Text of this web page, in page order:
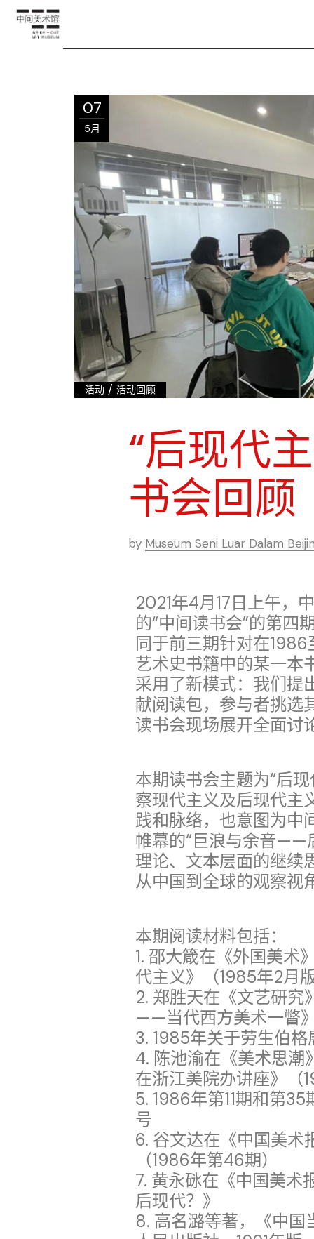
07
5月
活动 / 活动回顾
“后现代
书会回顾
by Museum Seni Luar Dalam
2021年4月17日上午，
的“中间读书会”的第四
同于前三期针对在
艺术史书籍中的某一本
采用了新模式：我们提
献阅读包，参与者挑选
读书会现场展开全面讨
本期读书会主题为“后
察现代主义及后现代主
践和脉络，也意图为中
帷幕的“巨浪与余音——
理论、文本层面的继续
从中国到全球的观察视
本期阅读材料包括：
1. 邵大箴在《外国美术
代主义》（1985年2月
2. 郑胜天在《文艺研究
——当代西方美术一瞥
3. 1985年关于劳生伯
4. 陈池渝在《美术思潮
在浙江美院办讲座》（
5. 1986年第11期和第
号
6. 谷文达在《中国美术
（1986年第46期）
7. 黄永砯在《中国美
后现代？》
8. 高名潞等著，《中